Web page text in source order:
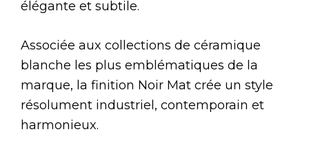
élégante et subtile.
Associée aux collections de céramique
blanche les plus emblématiques de la
marque, la finition Noir Mat crée un style
résolument industriel, contemporain et
harmonieux.